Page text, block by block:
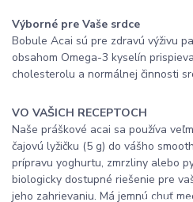
Výborné pre Vaše srdce
Bobule Acai sú pre zdravú výživu
obsahom Omega-3 kyselín
cholesterolu a normálnej činnosti
VO VAŠICH RECEPTOCH
Naše práškové acai sa používa
čajovú lyžičku (5 g) do vášho
prípravu yoghurtu, zmrzliny alebo
biologicky dostupné riešenie pre
jeho zahrievaniu. Má jemnú chuť